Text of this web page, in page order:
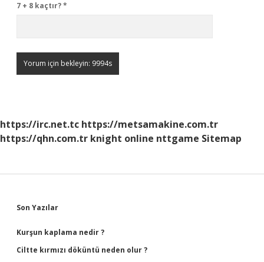
7 + 8 kaçtır?*
https://irc.net.tc https://metsamakine.com.tr
https://qhn.com.tr knight online nttgame Sitemap
Sidebar
Son Yazılar
Kurşun kaplama nedir ?
Ciltte kırmızı döküntü neden olur ?